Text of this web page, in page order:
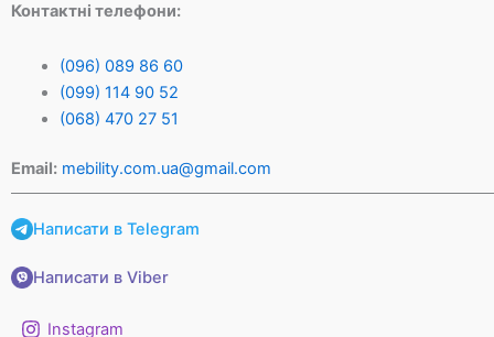
Контактні телефони:
(096) 089 86 60
(099) 114 90 52
(068) 470 27 51
Email: mebility.com.ua@gmail.com
Написати в Telegram
Написати в Viber
Instagram